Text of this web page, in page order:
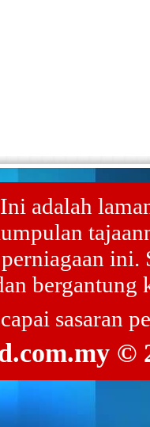
Ini adalah
ini.
sasaran
©